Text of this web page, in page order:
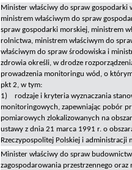
Minister właściwy do spraw
ministrem właściwym do spraw
spraw gospodarki morskiej, ministrem
rolnictwa, ministrem właściwym do
właściwym do spraw środowiska i
zdrowia określi, w drodze
prowadzenia monitoringu wód, o
pkt 2, w tym:
1) rodzaje i kryteria wyznaczania
monitoringowych, zapewniając pobór
pomiarowych zlokalizowanych na
ustawy z dnia 21 marca 1991 r. o
Rzeczypospolitej Polskiej i administracji
Minister właściwy do spraw
zagospodarowania przestrzennego oraz